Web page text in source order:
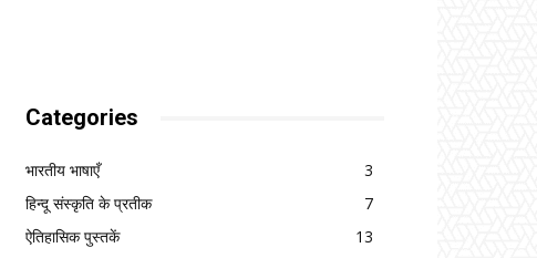
Categories
भारतीय भाषाएँ
3
हिन्दू संस्कृति के प्रतीक
7
ऐतिहासिक पुस्तकें
13